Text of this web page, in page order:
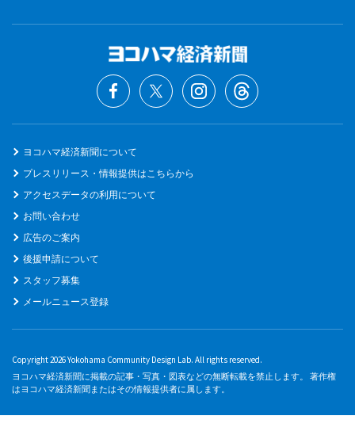
ヨコハマ経済新聞について
プレスリリース・情報提供はこちらから
アクセスデータの利用について
お問い合わせ
広告のご案内
後援申請について
スタッフ募集
メールニュース登録
Copyright 2026 Yokohama Community Design Lab. All rights reserved.
ヨコハマ経済新聞に掲載の記事・写真・図表などの無断転載を禁止します。 著作権
はヨコハマ経済新聞またはその情報提供者に属します。